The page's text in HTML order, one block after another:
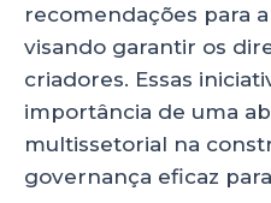
recomendações para
visando garantir os
criadores. Essas
importância de uma
multissetorial na
governança eficaz